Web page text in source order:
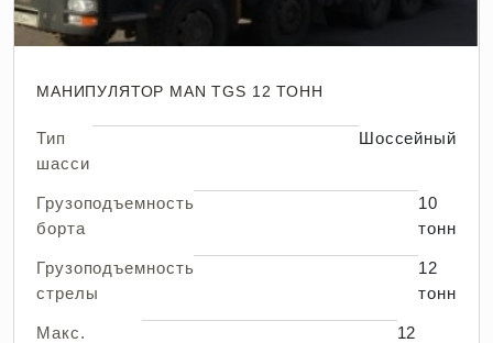
МАНИПУЛЯТОР MAN TGS 12 ТОНН
Тип
шасси
Шоссейный
Грузоподъемность
борта
10
тонн
Грузоподъемность
стрелы
12
тонн
Макс.
12